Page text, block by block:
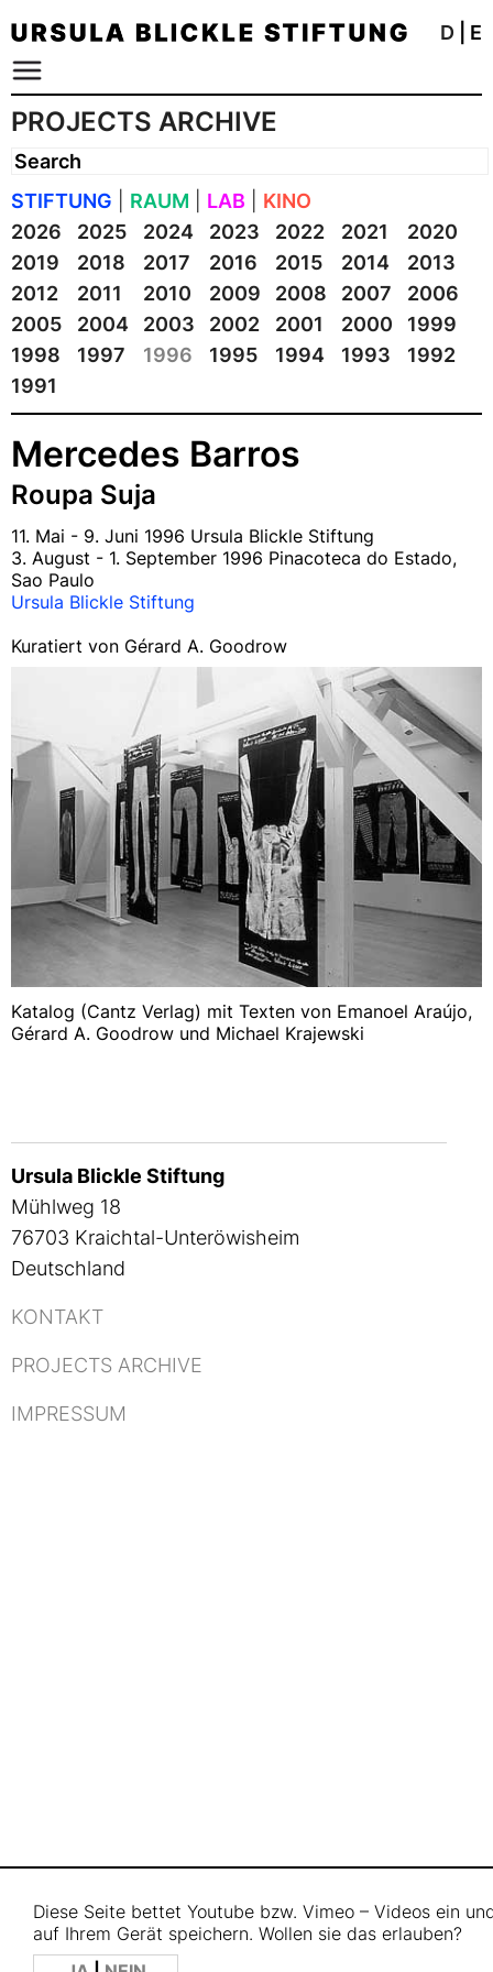
Diese Seite bettet Youtube bzw. Vimeo – Videos ein
auf Ihrem Gerät speichern. Wollen sie das erlauben?
D E
PROJECTS ARCHIVE
STIFTUNG RAUM LAB
KINO
2026
2025 2024 2023 2022 2021
2020
2019
2018 2017 2016 2015 2014
2013
2012
2011 2010 2009 2008 2007
2006
2005
2004 2003 2002 2001 2000
1999
1998
1997 1996 1995 1994 1993
1992
1991
Mercedes Barros
Roupa Suja
11. Mai - 9. Juni 1996 Ursula Blickle Stiftung
3. August - 1. September 1996 Pinacoteca do Estado,
Sao Paulo
Ursula Blickle Stiftung
Kuratiert von Gérard A. Goodrow
Katalog (Cantz Verlag) mit Texten von Emanoel Araújo,
Gérard A. Goodrow und Michael Krajewski
Ursula Blickle Stiftung
Mühlweg 18
76703 Kraichtal-Unteröwisheim
Deutschland
KONTAKT
PROJECTS ARCHIVE
IMPRESSUM